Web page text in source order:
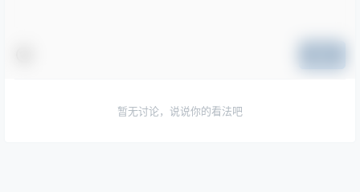
暂无讨论，说说你的看法吧